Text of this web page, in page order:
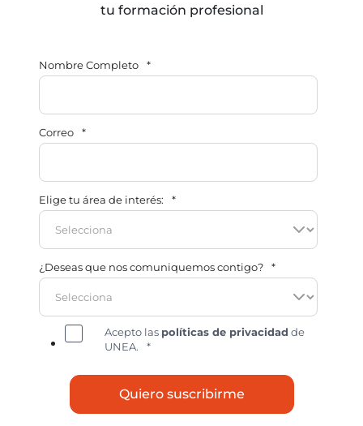
tu formación profesional
Nombre Completo *
Correo *
Elige tu área de interés: *
¿Deseas que nos comuniquemos contigo? *
Acepto las políticas de privacidad de
UNEA.
*